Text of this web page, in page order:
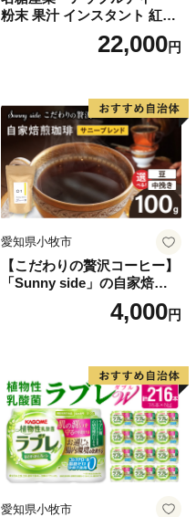
粉末 果汁 インスタント 紅茶
ティー ビタミンC 袋 ロング
セラー 粉末飲料 粉末茶 簡単
22,000円
愛知県小牧市
【こだわりの贅沢コーヒー】
「Sunny side」の自家焙煎珈
琲サニーブレンド（100g）
4,000円
愛知県小牧市